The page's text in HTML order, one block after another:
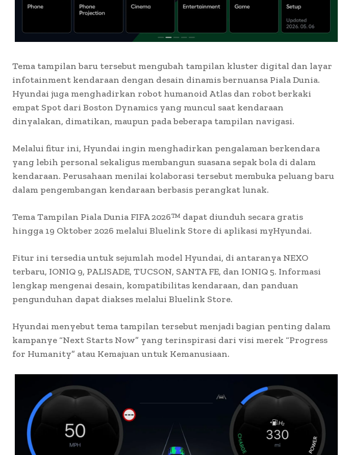
Tema tampilan baru tersebut mengubah tampilan kluster digital dan layar
infotainment kendaraan dengan desain dinamis bernuansa Piala Dunia.
Hyundai juga menghadirkan robot humanoid Atlas dan robot berkaki
empat Spot dari Boston Dynamics yang muncul saat kendaraan
dinyalakan, dimatikan, maupun pada beberapa tampilan navigasi.
Melalui fitur ini, Hyundai ingin menghadirkan pengalaman berkendara
yang lebih personal sekaligus membangun suasana sepak bola di dalam
kendaraan. Perusahaan menilai kolaborasi tersebut membuka peluang baru
dalam pengembangan kendaraan berbasis perangkat lunak.
Tema Tampilan Piala Dunia FIFA 2026™ dapat diunduh secara gratis
hingga 19 Oktober 2026 melalui Bluelink Store di aplikasi myHyundai.
Fitur ini tersedia untuk sejumlah model Hyundai, di antaranya NEXO
terbaru, IONIQ 9, PALISADE, TUCSON, SANTA FE, dan IONIQ 5. Informasi
lengkap mengenai desain, kompatibilitas kendaraan, dan panduan
pengunduhan dapat diakses melalui Bluelink Store.
Hyundai menyebut tema tampilan tersebut menjadi bagian penting dalam
kampanye “Next Starts Now” yang terinspirasi dari visi merek “Progress
for Humanity” atau Kemajuan untuk Kemanusiaan.